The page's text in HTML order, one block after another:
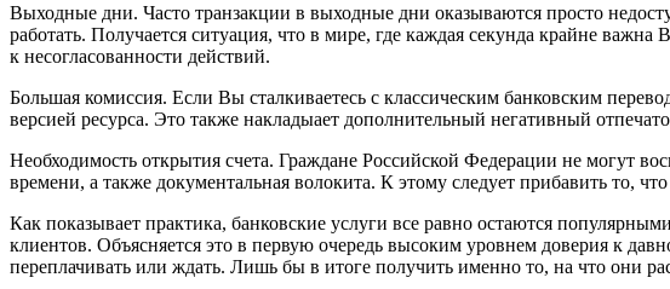
Выходные дни. Часто транзакции в выходные дни оказываются просто
работать. Получается ситуация, что в мире, где каждая секунда крайне
к несогласованности действий.
Большая комиссия. Если Вы сталкиваетесь с классическим банковским
версией ресурса. Это также накладыает дополнительный негативный
Необходимость открытия счета. Граждане Российской Федерации не могут
времени, а также документальная волокита. К этому следует прибавить то,
Как показывает практика, банковские услуги все равно остаются
клиентов. Объясняется это в первую очередь высоким уровнем доверия к
переплачивать или ждать. Лишь бы в итоге получить именно то, на что они